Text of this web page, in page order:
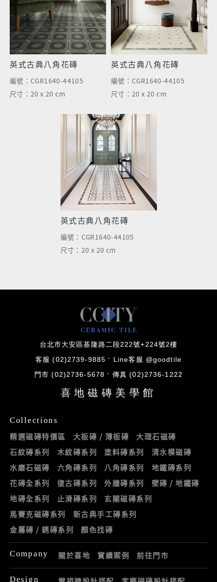
英式古典八角花磚
編號： CGR1640-44105
尺寸：20 x 20 cm
英式古典八角花磚
編號： CGR1640-44105
尺寸：20 x 20 cm
英式古典八角花磚
編號： CGR1640-44105
尺寸： 20 x 20 cm
台北市大安區基隆路二段222號+224號2樓
客服 (02)2739-9885 Line客服 @goodtile
門市 (02)2736-5678 傳真 (02)2736-1222
喜地磁磚美學館
Collections
精選磁磚特價區 大板磚 / 薄板磚
大理石磁磚
石紋磚系列
木紋磚系列 塗料磚系列
清水模磁磚
水磨石磁磚
六角磚系列 八角磚系列
地鐵磚系列
花磚全系列
復古磚系列 外牆磚系列
壁磚 / 地鐵磚
地磚全系列
止滑磚系列
玄關磁磚系列
馬賽克磁磚系列
新古典手工磚系列
金屬磚 / 銹磚系列
顏色找磚
Company 關於喜地 實績案例 前往門市
Design